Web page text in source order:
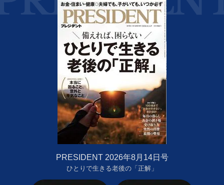
PRESIDENT 2026年8月14日号
ひとりで生きる老後の「正解」